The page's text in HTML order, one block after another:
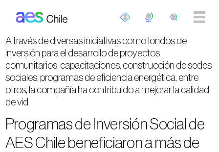
A través de diversas iniciativas como fondos de
inversión para el desarrollo de proyectos
comunitarios, capacitaciones, construcción de sedes
sociales, programas de eficiencia energética, entre
otros, la compañía ha contribuido a mejorar la calidad
de vid
Programas de Inversión Social de
AES Chile beneficiaron a más de